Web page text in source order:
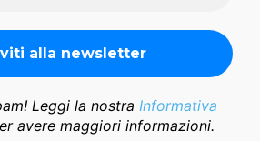
Leggi la nostra Informativa
avere maggiori informazioni.